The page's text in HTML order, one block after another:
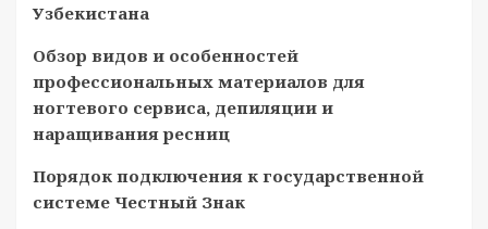
Узбекистана
Обзор видов и особенностей
профессиональных материалов для
ногтевого сервиса, депиляции и
наращивания ресниц
Порядок подключения к государственной
системе Честный Знак